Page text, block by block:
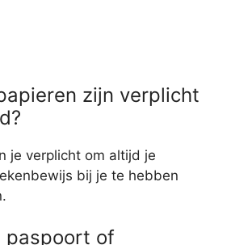
zijn verplicht
je verplicht om altijd je
bij je te hebben
paspoort of